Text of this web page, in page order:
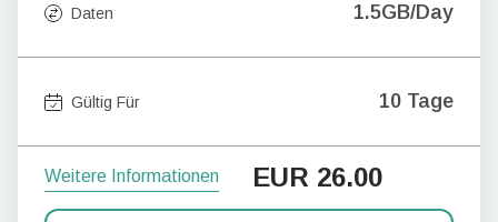
Daten 1.5GB/Day
Gültig Für 10 Tage
Weitere Informationen EUR 26.00